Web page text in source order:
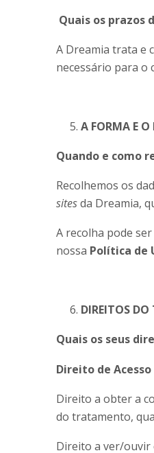
Quais os prazos
A Dreamia trata e
necessário para o
A FORMA E
Quando e como
Recolhemos os
sitesda Dreamia,
A recolha pode
nossa Política de
DIREITOS DO
Quais os seus
Direito de Acesso
Direito a obter a
do tratamento,
Direito a ver/ouvir